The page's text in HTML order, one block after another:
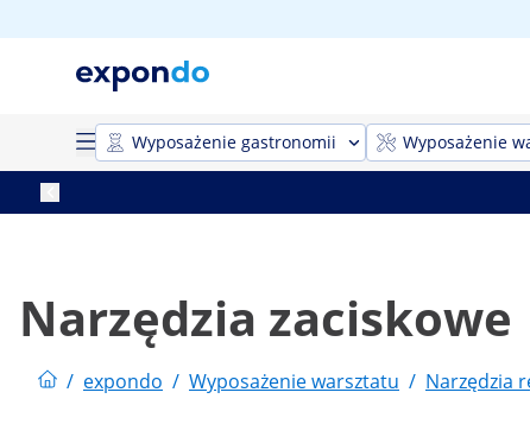
Wyposażenie gastronomii Wyposażenie
Narzędzia zaciskowe
/ expondo / Wyposażenie warsztatu / Narzędzia